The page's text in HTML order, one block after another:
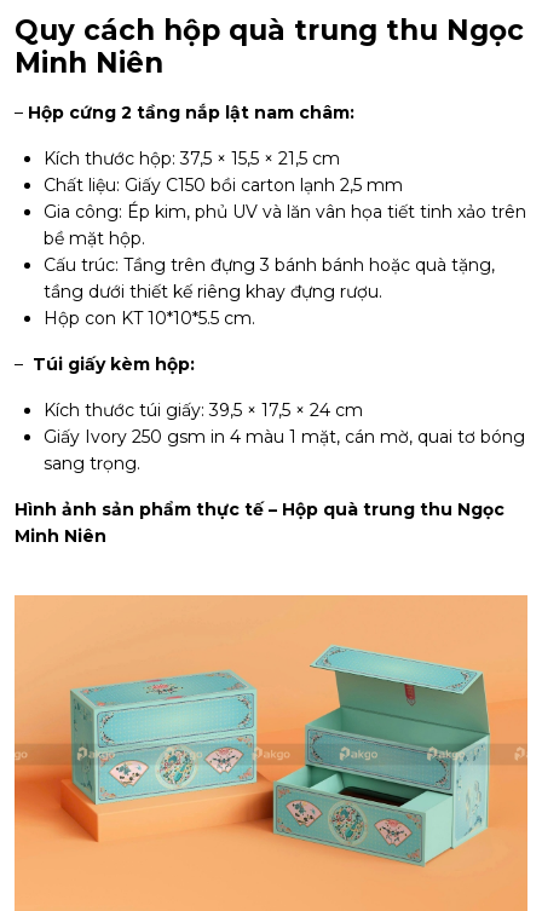
Quy cách hộp quà trung thu Ngọc
Minh Niên
– Hộp cứng 2 tầng nắp lật nam châm:
Kích thước hộp: 37,5 × 15,5 × 21,5 cm
Chất liệu: Giấy C150 bồi carton lạnh 2,5 mm
Gia công: Ép kim, phủ UV và lăn vân họa tiết tinh xảo trên
bề mặt hộp.
Cấu trúc: Tầng trên đựng 3 bánh bánh hoặc quà tặng,
tầng dưới thiết kế riêng khay đựng rượu.
Hộp con KT 10*10*5.5 cm.
– Túi giấy kèm hộp:
Kích thước túi giấy: 39,5 × 17,5 × 24 cm
Giấy Ivory 250 gsm in 4 màu 1 mặt, cán mờ, quai tơ bóng
sang trọng.
Hình ảnh sản phẩm thực tế – Hộp quà trung thu Ngọc
Minh Niên